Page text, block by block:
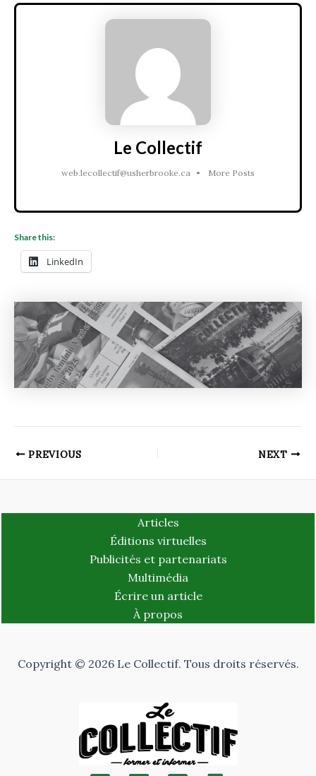
Le Collectif
web.lecollectif@usherbrooke.ca • More Posts
Share this:
LinkedIn
PREVIOUS NEXT
Articles
Éditions virtuelles
Publicités et partenariats
Multimédia
Écrire un article
À propos
Copyright © 2026 Le Collectif. Tous droits réservés.